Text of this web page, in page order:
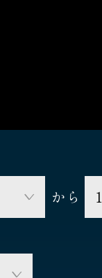
から